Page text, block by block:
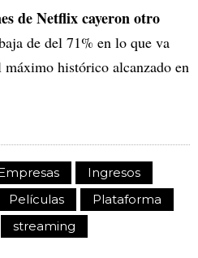
de Netflix cayeron otro
de del 71% en lo que va
histórico alcanzado en
Ingresos
Películas
Plataforma
streaming